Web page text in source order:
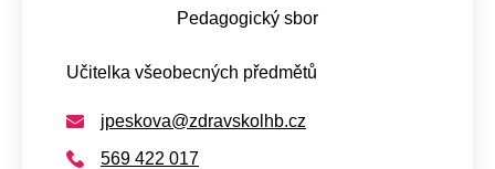
Pedagogický sbor
Učitelka všeobecných předmětů
jpeskova@zdravskolhb.cz
569 422 017